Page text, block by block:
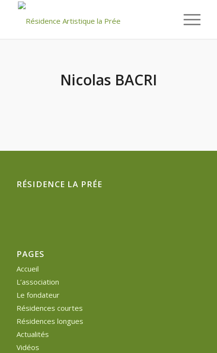
Nicolas BACRI
RÉSIDENCE LA PRÉE
PAGES
Accueil
L’association
Le fondateur
Résidences courtes
Résidences longues
Actualités
Vidéos